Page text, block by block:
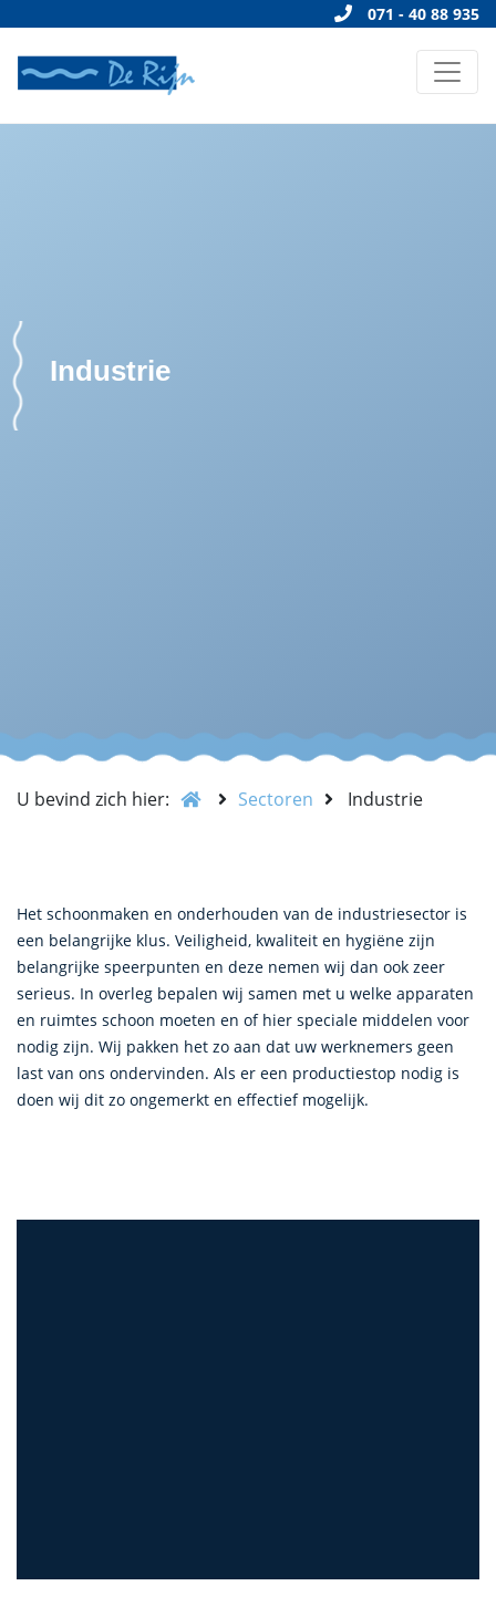
071 - 40 88 935
Industrie
U bevind zich hier: Sectoren Industrie
Het schoonmaken en onderhouden van de industriesector is
een belangrijke klus. Veiligheid, kwaliteit en hygiëne zijn
belangrijke speerpunten en deze nemen wij dan ook zeer
serieus. In overleg bepalen wij samen met u welke apparaten
en ruimtes schoon moeten en of hier speciale middelen voor
nodig zijn. Wij pakken het zo aan dat uw werknemers geen
last van ons ondervinden. Als er een productiestop nodig is
doen wij dit zo ongemerkt en effectief mogelijk.